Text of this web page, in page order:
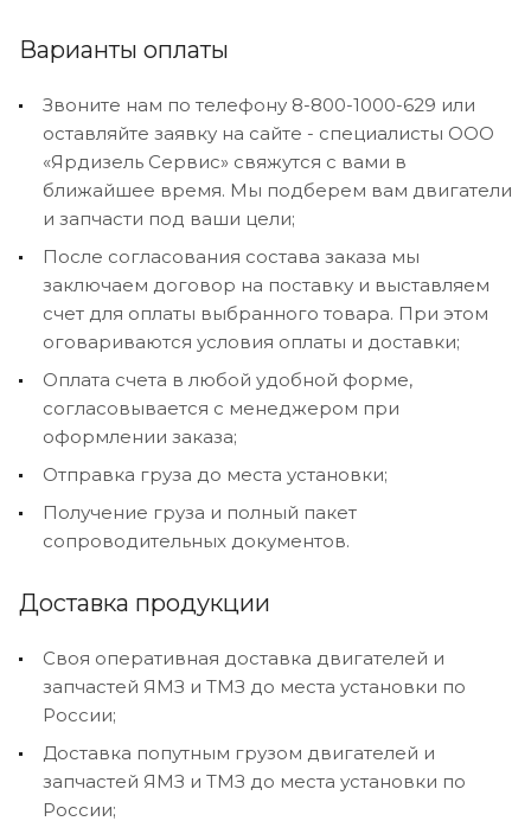
Варианты оплаты
Звоните нам по телефону 8-800-1000-629 или
оставляйте заявку на сайте - специалисты ООО
«Ярдизель Сервис» свяжутся с вами в
ближайшее время. Мы подберем вам двигатели
и запчасти под ваши цели;
После согласования состава заказа мы
заключаем договор на поставку и выставляем
счет для оплаты выбранного товара. При этом
оговариваются условия оплаты и доставки;
Оплата счета в любой удобной форме,
согласовывается с менеджером при
оформлении заказа;
Отправка груза до места установки;
Получение груза и полный пакет
сопроводительных документов.
Доставка продукции
Своя оперативная доставка двигателей и
запчастей ЯМЗ и ТМЗ до места установки по
России;
Доставка попутным грузом двигателей и
запчастей ЯМЗ и ТМЗ до места установки по
России;